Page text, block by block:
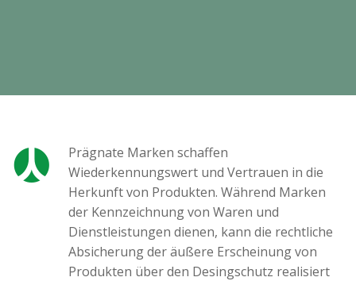
Prägnate Marken schaffen
Wiederkennungswert und Vertrauen in die
Herkunft von Produkten. Während Marken
der Kennzeichnung von Waren und
Dienstleistungen dienen, kann die rechtliche
Absicherung der äußere Erscheinung von
Produkten über den Desingschutz realisiert